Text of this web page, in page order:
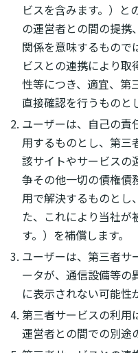
ビスを含みます。）と
の運営者との間の提携
関係を意味するもので
ビスとの連携により
性等につき、適宜、第
直接確認を行うものと
ユーザーは、自己の責
用するものとし、第三
該サイトやサービスの
争その他一切の債権債
用で解決するものとし
た、これにより当社が
す。）を補償します。
ユーザーは、第三者サ
ータが、通信設備等の
に表示されない可能性
第三者サービスの利用
運営者との間での別途